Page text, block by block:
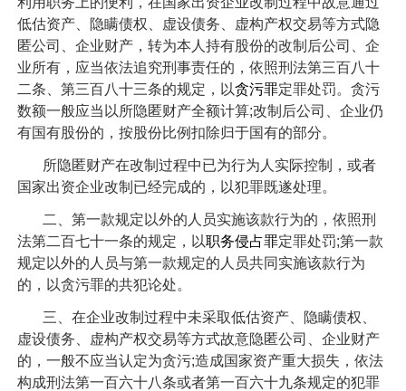
低估资产、隐瞒债权、虚设债务、虚构产权交易等方式隐
匿公司、企业财产，转为本人持有股份的改制后公司、企
业所有，应当依法追究刑事责任的，依照刑法第三百八十
二条、第三百八十三条的规定，以贪污罪定罪处罚。贪污
数额一般应当以所隐匿财产全额计算;改制后公司、企业仍
有国有股份的，按股份比例扣除归于国有的部分。
所隐匿财产在改制过程中已为行为人实际控制，或者
国家出资企业改制已经完成的，以犯罪既遂处理。
二、第一款规定以外的人员实施该款行为的，依照刑
法第二百七十一条的规定，以职务侵占罪定罪处罚;第一款
规定以外的人员与第一款规定的人员共同实施该款行为
的，以贪污罪的共犯论处。
三、在企业改制过程中未采取低估资产、隐瞒债权、
虚设债务、虚构产权交易等方式故意隐匿公司、企业财产
的，一般不应当认定为贪污;造成国家资产重大损失，依法
构成刑法第一百六十八条或者第一百六十九条规定的犯罪